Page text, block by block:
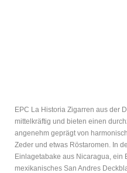
EPC La Historia Zigarren aus der
mittelkräftig und bieten einen
angenehm geprägt von
Zeder und etwas Röstaromen. In
Einlagetabake aus Nicaragua, ein
mexikanisches San Andres